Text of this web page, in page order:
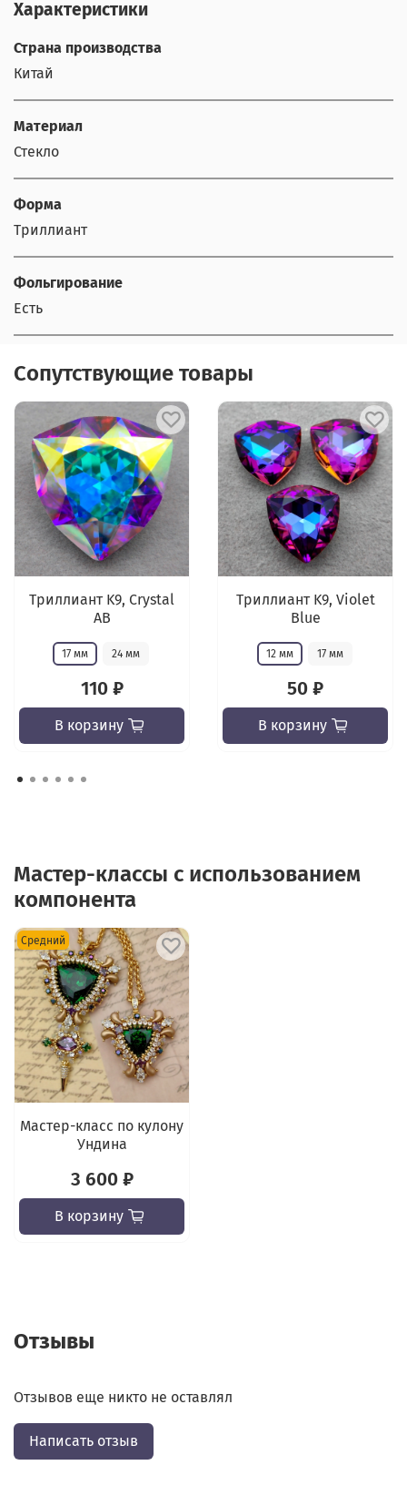
Характеристики
Страна производства
Китай
Материал
Стекло
Форма
Триллиант
Фольгирование
Есть
Сопутствующие товары
Триллиант K9, Crystal
AB
17 мм 24 мм
110 ₽
В корзину
Триллиант K9, Violet
Blue
12 мм 17 мм
50 ₽
В корзину
Мастер-классы с использованием
компонента
Средний
Мастер-класс по кулону
Ундина
3 600 ₽
В корзину
Отзывы
Отзывов еще никто не оставлял
Написать отзыв